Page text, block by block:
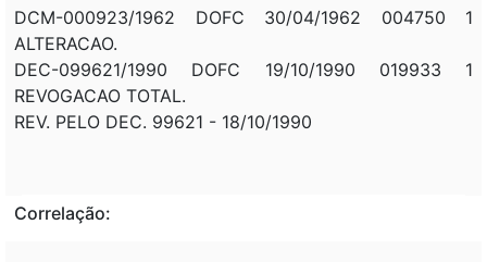
DCM-000923/1962 DOFC 30/04/1962 004750 1
ALTERACAO.
DEC-099621/1990 DOFC 19/10/1990 019933 1
REVOGACAO TOTAL.
REV. PELO DEC. 99621 - 18/10/1990
Correlação: